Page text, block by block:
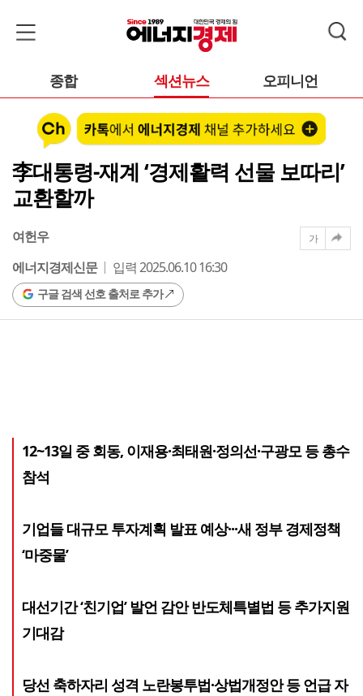
종합 섹션뉴스 오피니언
李대통령-재계 ‘경제활력 선물 보따리’
교환할까
여헌우
에너지경제신문
입력 2025.06.10 16:30
구글 검색 선호 출처로 추가
가
12~13일 중 회동, 이재용·최태원·정의선·구광모 등 총수
참석
기업들 대규모 투자계획 발표 예상···새 정부 경제정책
‘마중물’
대선기간 ‘친기업’ 발언 감안 반도체특별법 등 추가지원
기대감
당선 축하자리 성격 노란봉투법·상법개정안 등 언급 자